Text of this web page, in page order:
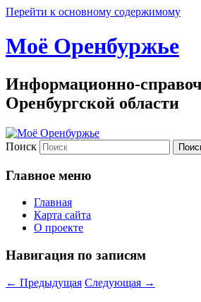
Перейти к основному содержимому
Моё Оренбуржье
Информационно-
Оренбургской области
Поиск
Главное меню
Главная
Карта сайта
О проекте
Навигация по записям
← Предыдущая Следующая →